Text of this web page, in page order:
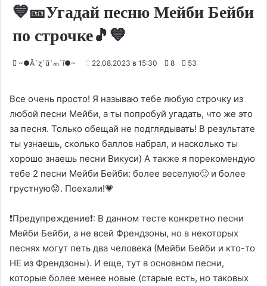
💙🎫Угадай песню Мейби Бейби
по строчке🎵💙
~●Ã`ɀ`ũ`ጠ`ĩ●~ 22.08.2023 в 15:30 8 53
Все очень просто! Я называю тебе любую строчку из
любой песни Мейби, а ты попробуй угадать, что же это
за песня. Только обещай не подглядывать! В результате
ты узнаешь, сколько баллов набрал, и насколько ты
хорошо знаешь песни Викуси) А также я порекомендую
тебе 2 песни Мейби Бейби: более веселую🙂 и более
грустную😟. Поехали!💗
❗️Предупреждение❗️: В данном тесте конкретно песни
Мейби Бейби, а не всей Френдзоны, но в некоторых
песнях могут петь два человека (Мейби Бейби и кто-то
НЕ из Френдзоны). И еще, тут в основном песни,
которые более менее новые (старые есть, но таковых